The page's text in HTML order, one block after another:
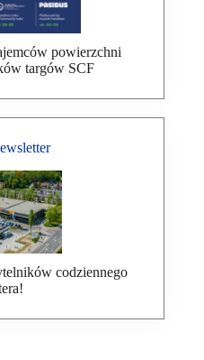
powierzchni
targów SCF
codziennego